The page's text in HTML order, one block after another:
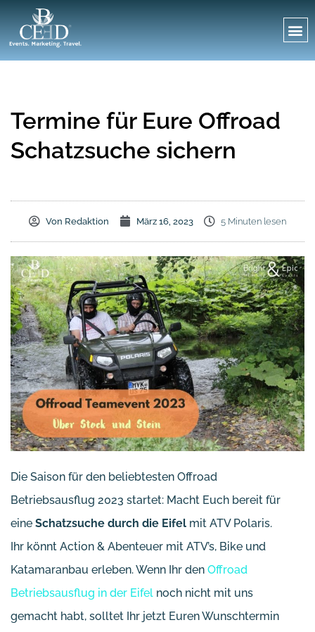
Termine für Eure Offroad
Schatzsuche sichern
Von Redaktion März 16, 2023 5 Minuten lesen
Die Saison für den beliebtesten Offroad
Betriebsausflug 2023 startet: Macht Euch bereit für
eine Schatzsuche durch die Eifel mit ATV Polaris.
Ihr könnt Action & Abenteuer mit ATV’s, Bike und
Katamaranbau erleben. Wenn Ihr den Offroad
Betriebsausflug in der Eifel noch nicht mit uns
gemacht habt, solltet Ihr jetzt Euren Wunschtermin